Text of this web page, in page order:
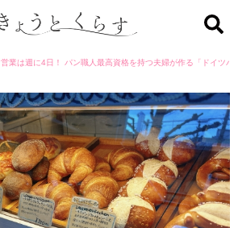
営業は週に4日！ パン職人最高資格を持つ夫婦が作る「ドイツパ